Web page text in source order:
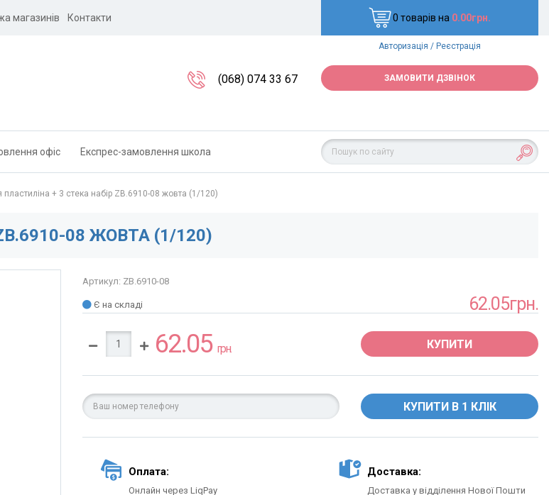
магазинів Контакти 0 товарів на 0.00грн.
Авторизація / Реєстрація
(068) 074 33 67 ЗАМОВИТИ ДЗВІНОК
офіс Експрес-замовлення школа
+ 3 стека набір ZB.6910-08 жовта (1/120)
08 ЖОВТА (1/120)
Артикул: ZB.6910-08
Є на складі 62.05грн.
62.05 грн. КУПИТИ
Оплата:
Онлайн через LiqPay
Доставка:
Доставка у відділення Нової Пошти